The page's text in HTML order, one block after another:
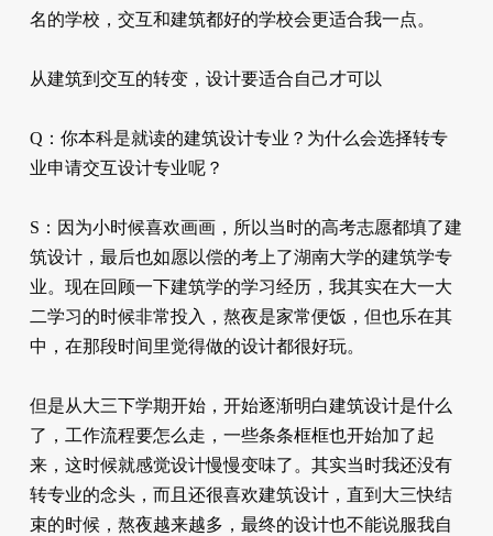
名的学校，交互和建筑都好的学校会更适合我一点。
从建筑到交互的转变，设计要适合自己才可以
Q：你本科是就读的建筑设计专业？为什么会选择转专
业申请交互设计专业呢？
S：因为小时候喜欢画画，所以当时的高考志愿都填了建
筑设计，最后也如愿以偿的考上了湖南大学的建筑学专
业。现在回顾一下建筑学的学习经历，我其实在大一大
二学习的时候非常投入，熬夜是家常便饭，但也乐在其
中，在那段时间里觉得做的设计都很好玩。
但是从大三下学期开始，开始逐渐明白建筑设计是什么
了，工作流程要怎么走，一些条条框框也开始加了起
来，这时候就感觉设计慢慢变味了。其实当时我还没有
转专业的念头，而且还很喜欢建筑设计，直到大三快结
束的时候，熬夜越来越多，最终的设计也不能说服我自